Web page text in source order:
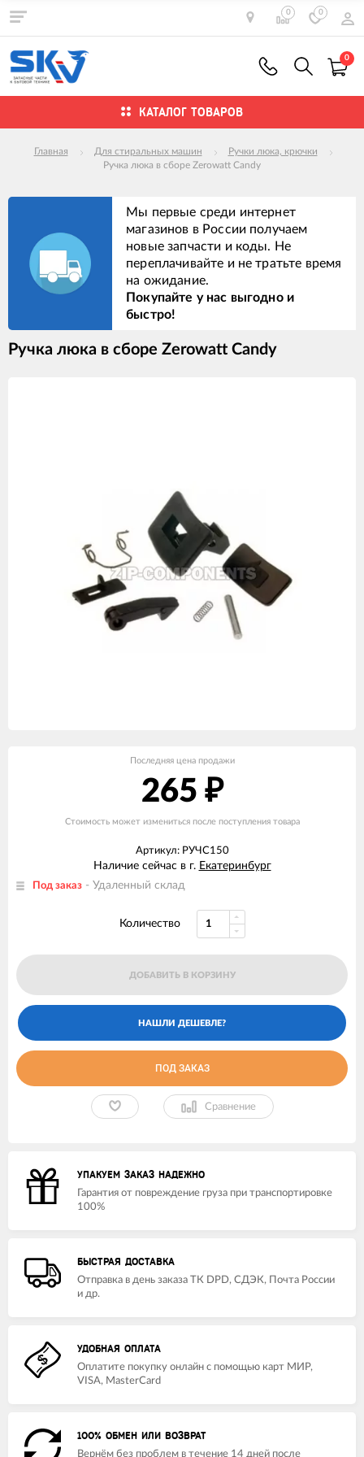
0 0
0
КАТАЛОГ ТОВАРОВ
Главная Для стиральных машин
Ручки люка, крючки
Ручка люка в сборе Zerowatt Candy
Мы первые среди интернет
магазинов в России получаем
новые запчасти и коды. Не
переплачивайте и не тратьте время
на ожидание.
Покупайте у нас выгодно и
быстро!
Ручка люка в сборе Zerowatt Candy
Последняя цена продажи
265 ₽
Стоимость может измениться после поступления товара
Артикул: РУЧС150
Наличие сейчас в г. Екатеринбург
Под заказ - Удаленный склад
Количество
ДОБАВИТЬ В КОРЗИНУ
ПОД ЗАКАЗ
Сравнение
УПАКУЕМ ЗАКАЗ НАДЕЖНО
Гарантия от повреждение груза при транспортировке
100%
БЫСТРАЯ ДОСТАВКА
Отправка в день заказа ТК DPD, СДЭК, Почта России
и др.
УДОБНАЯ ОПЛАТА
Оплатите покупку онлайн с помощью карт МИР,
VISA, MasterCard
100% ОБМЕН ИЛИ ВОЗВРАТ
Вернём без проблем в течение 14 дней после